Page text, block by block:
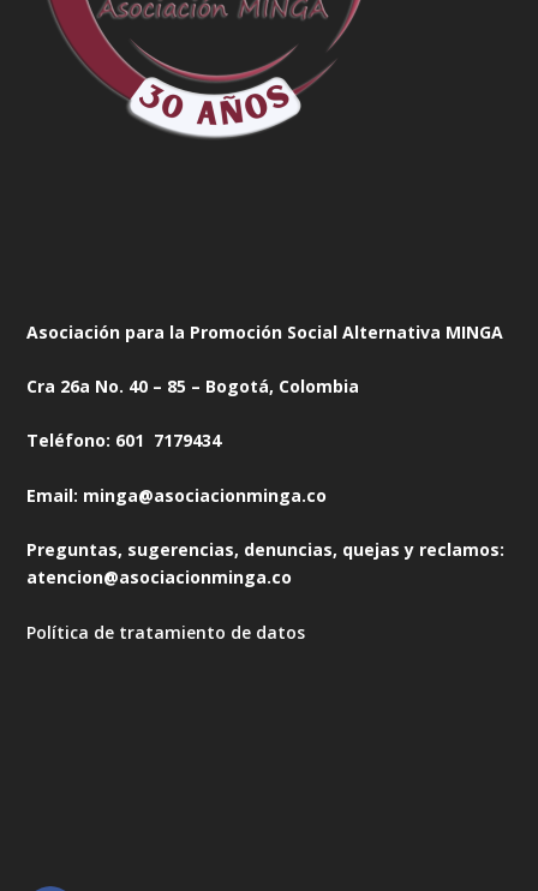
Asociación para la Promoción Social Alternativa MINGA
Cra 26a No. 40 – 85 – Bogotá, Colombia
Teléfono: 601 7179434
Email: minga@asociacionminga.co
Preguntas, sugerencias, denuncias, quejas y reclamos:
atencion@asociacionminga.co
Política de tratamiento de datos